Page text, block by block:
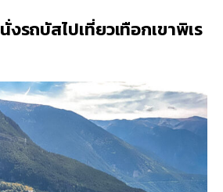
นั่งรถบัสไปเที่ยวเทือกเขาพิเร